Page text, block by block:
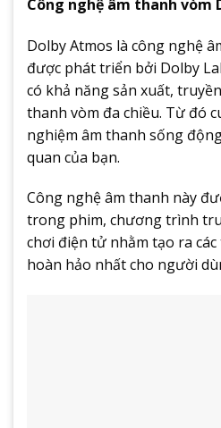
Công nghệ âm thanh vòm
Dolby Atmos là công nghệ
được phát triển bởi Dolby
có khả năng sản xuất,
thanh vòm đa chiều. Từ đó
nghiệm âm thanh sống
quan của bạn.
Công nghệ âm thanh này
trong phim, chương trình
chơi điện tử nhằm tạo ra
hoàn hảo nhất cho người